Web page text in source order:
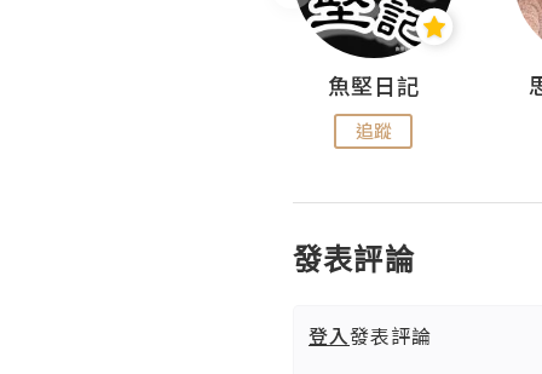
魚堅日記
追蹤
發表評論
登入發表評論